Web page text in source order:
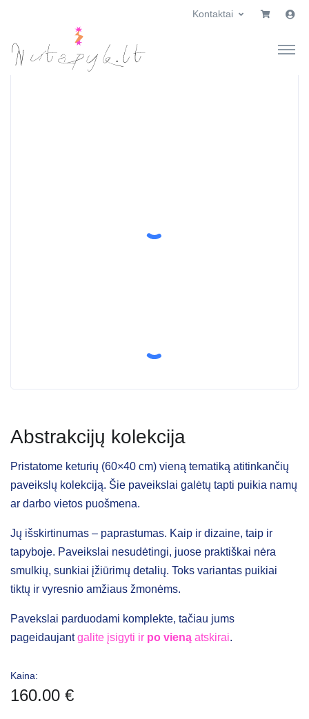
Kontaktai
Abstrakcijų kolekcija
Pristatome keturių (60×40 cm) vieną tematiką atitinkančių
paveikslų kolekciją. Šie paveikslai galėtų tapti puikia namų
ar darbo vietos puošmena.
Jų išskirtinumas – paprastumas. Kaip ir dizaine, taip ir
tapyboje. Paveikslai nesudėtingi, juose praktiškai nėra
smulkių, sunkiai įžiūrimų detalių. Toks variantas puikiai
tiktų ir vyresnio amžiaus žmonėms.
Pavekslai parduodami komplekte, tačiau jums
pageidaujantgalite įsigyti ir po vieną atskirai.
Kaina:
160.00 €
××